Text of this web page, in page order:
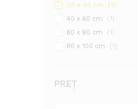
30 x 40 cm
(1)
40 x 60 cm
(1)
60 x 80 cm
(1)
80 x 100 cm
(1)
PREȚ